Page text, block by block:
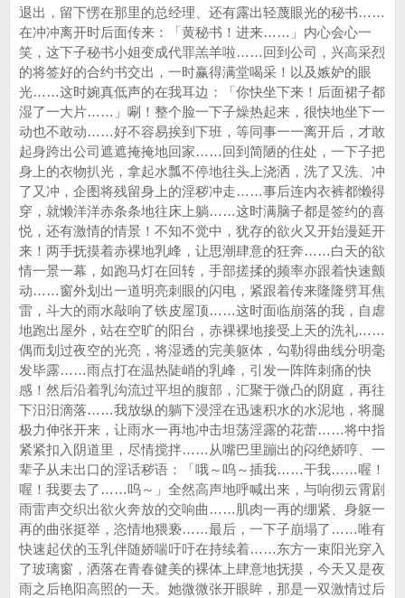
退出，留下愣在那里的总经理、还有露出轻蔑眼光的秘书……
在冲冲离开时后面传来：「黄秘书！进来……」内心会心一
笑，这下子秘书小姐变成代罪羔羊啦……回到公司，兴高采烈
的将签好的合约书交出，一时赢得满堂喝采！以及嫉妒的眼
光……这时婉真低声的在我耳边：「你快坐下来！后面裙子都
湿了一大片……」唰！整个脸一下子燥热起来，很快地坐下一
动也不敢动……好不容易挨到下班，等同事一一离开后，才敢
起身跨出公司遮遮掩掩地回家……回到简陋的住处，一下子把
身上的衣物扒光，拿起水瓢不停地往头上浇洒，洗了又洗、冲
了又冲，企图将残留身上的淫秽冲走……事后连内衣裤都懒得
穿，就懒洋洋赤条条地往床上躺……这时满脑子都是签约的喜
悦，还有激情的情景！不知不觉中，犹存的欲火又开始漫延开
来！两手抚摸着赤裸地乳峰，让思潮肆意的狂奔……白天的欲
情一景一幕，如跑马灯在回转，手部搓揉的频率亦跟着快速颤
动……窗外划出一道明亮刺眼的闪电，紧跟着传来隆隆劈耳焦
雷，斗大的雨水敲响了铁皮屋顶……这时面临崩落的我，自虐
地跑出屋外，站在空旷的阳台，赤裸裸地接受上天的洗礼……
偶而划过夜空的光亮，将湿透的完美躯体，勾勒得曲线分明毫
发毕露……雨点打在温热陡峭的乳峰，引发一阵阵刺痛的快
感！然后沿着乳沟流过平坦的腹部，汇聚于微凸的阴庭，再往
下汨汨滴落……我放纵的躺下浸淫在迅速积水的水泥地，将腿
极力伸张开来，让雨水一再地冲击坦荡淫露的花蕾……将中指
紧紧扣入阴道里，尽情搅拌……从嘴巴里蹦出的闷绝娇哼、一
辈子从未出口的淫话秽语：「哦～呜～插我……干我……喔！
喔！我要去了……呜～」全然高声地呼喊出来，与响彻云霄剧
雨雷声交织出欲火奔放的交响曲……肌肉一再的绷紧、身躯一
再的曲张挺举，恣情地猥亵……最后，一下子崩塌了……唯有
快速起伏的玉乳伴随娇喘吁吁在持续着……东方一束阳光穿入
了玻璃窗，洒落在青春健美的裸体上肆意地抚摸，今天又是夜
雨之后艳阳高照的一天。她微微张开眼眸，那是一双激情过后